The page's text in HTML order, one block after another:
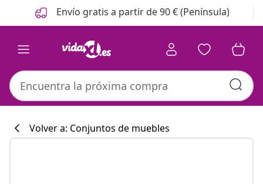
Anterior
Siguiente Envío gratis a partir de 90 € (Península)
Volver a: Conjuntos de muebles